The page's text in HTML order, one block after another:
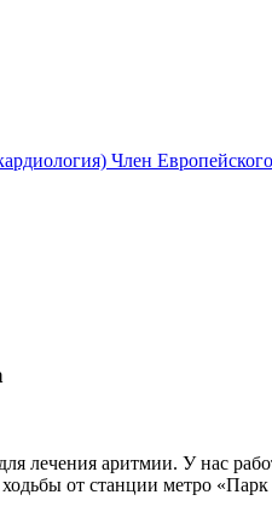
Член
лечения аритмии. У нас
от станции метро